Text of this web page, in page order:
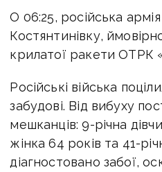
О 06:25, російська
Костянтинівку,
крилатої ракети ОТРК
Російські війська
забудові. Від вибуху
мешканців: 9-річна
жінка 64 років та 41-
діагностовано забої,